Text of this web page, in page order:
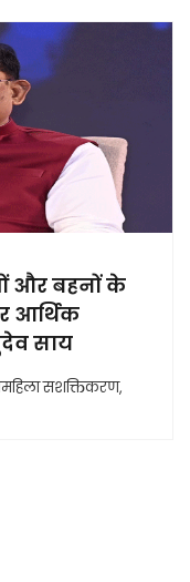
और बहनों के
आर्थिक
साय
सशक्तिकरण,